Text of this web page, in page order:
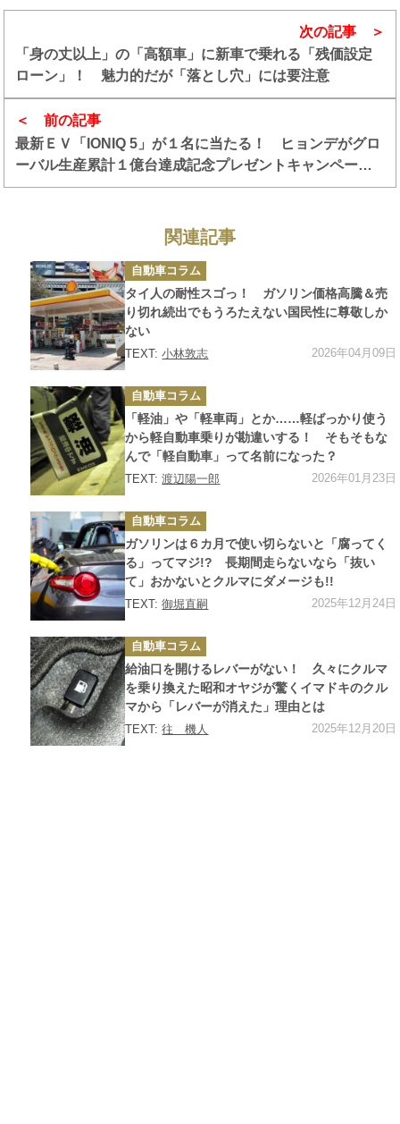
前の記事
最新ＥＶ「IONIQ 5」が１名に当たる！ ヒョンデがグロ
ーバル生産累計１億台達成記念プレゼントキャンペーン
を開始
次の記事
「身の丈以上」の「高額車」に新車で乗れる「残価設定
ローン」！ 魅力的だが「落とし穴」には要注意
関連記事
カ
テ
ゴ
リ
ー
自動車コラム
タイ人の耐性スゴっ！ ガソリン価格高騰＆売
り切れ続出でもうろたえない国民性に尊敬しか
ない
TEXT:小林敦志 2026年04月09日
カ
テ
ゴ
リ
ー
自動車コラム
「軽油」や「軽車両」とか……軽ばっかり使う
から軽自動車乗りが勘違いする！ そもそもな
んで「軽自動車」って名前になった？
TEXT:渡辺陽一郎 2026年01月23日
カ
テ
ゴ
リ
ー
自動車コラム
ガソリンは６カ月で使い切らないと「腐ってく
る」ってマジ!? 長期間走らないなら「抜い
て」おかないとクルマにダメージも!!
TEXT:御堀直嗣 2025年12月24日
カ
テ
ゴ
リ
ー
自動車コラム
給油口を開けるレバーがない！ 久々にクルマ
を乗り換えた昭和オヤジが驚くイマドキのクル
マから「レバーが消えた」理由とは
TEXT:往 機人 2025年12月20日